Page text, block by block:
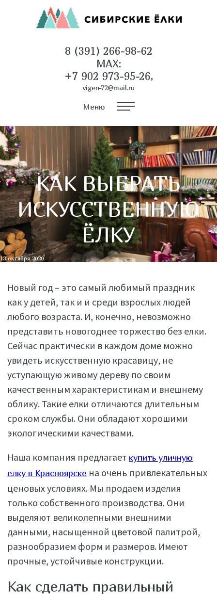
8 (391) 266-98-62
MAX:
+7 902 973-95-26,
vigen-72@mail.ru
Меню
КАК ВЫБРАТЬ
ИСКУССТВЕННУЮ
ЁЛКУ
13 октября 2020
Новый год – это самый любимый праздник
как у детей, так и и среди взрослых людей
любого возраста. И, конечно, невозможно
представить новогоднее торжество без елки.
Сейчас практически в каждом доме можно
увидеть искусственную красавицу, не
уступающую живому дереву по своим
качественным характеристикам и внешнему
облику. Такие елки отличаются длительным
сроком службы. Они обладают хорошими
экологическими качествами.
Наша компания предлагает купить уличную
елку в Красноярске на очень привлекательных
ценовых условиях. Мы продаем изделия
только собственного производства. Они
выделяют великолепными внешними
данными, насыщенной цветовой палитрой,
разнообразием форм и размеров. Имеют
прочные, устойчивые конструкции.
Как сделать правильный